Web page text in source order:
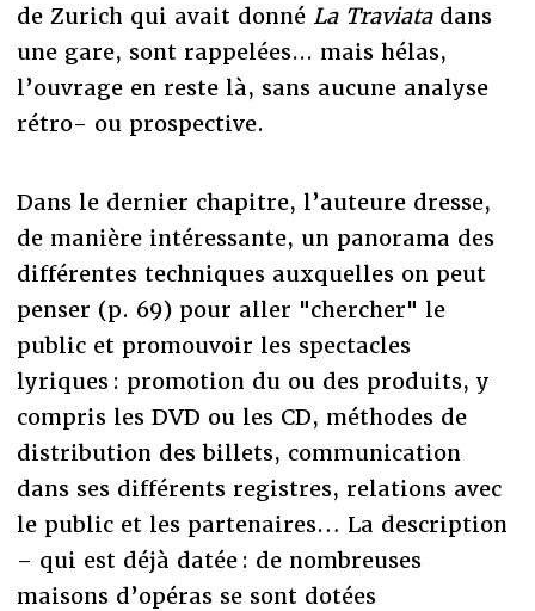
de Zurich qui avait donné La Traviatadans
une gare, sont rappelées... mais hélas,
l’ouvrage en reste là, sans aucune analyse
rétro- ou prospective.
Dans le dernier chapitre, l’auteure dresse,
de manière intéressante, un panorama des
différentes techniques auxquelles on peut
penser (p. 69) pour aller "chercher" le
public et promouvoir les spectacles
lyriques : promotion du ou des produits, y
compris les DVD ou les CD, méthodes de
distribution des billets, communication
dans ses différents registres, relations avec
le public et les partenaires… La description
– qui est déjà datée : de nombreuses
maisons d’opéras se sont dotées